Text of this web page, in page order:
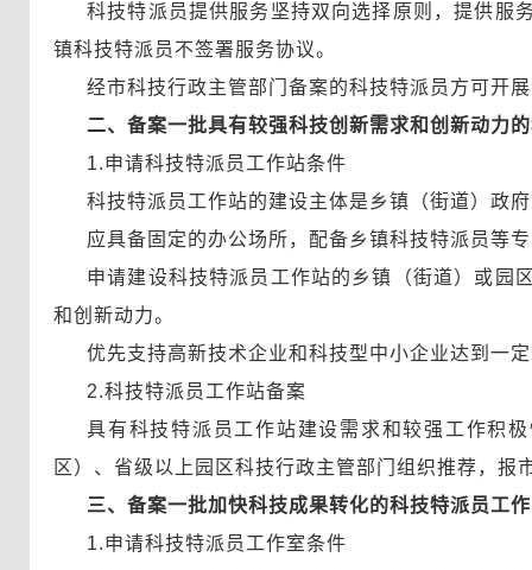
科技特派员提供服务坚持双向选择原则，提供服
镇科技特派员不签署服务协议。
经市科技行政主管部门备案的科技特派员方可开
二、备案一批具有较强科技创新需求和创新动力
1.申请科技特派员工作站条件
科技特派员工作站的建设主体是乡镇（街道）政
应具备固定的办公场所，配备乡镇科技特派员等
申请建设科技特派员工作站的乡镇（街道）或园
和创新动力。
优先支持高新技术企业和科技型中小企业达到一
2.科技特派员工作站备案
具有科技特派员工作站建设需求和较强工作积
区）、省级以上园区科技行政主管部门组织推荐，报
三、备案一批加快科技成果转化的科技特派员工
1.申请科技特派员工作室条件